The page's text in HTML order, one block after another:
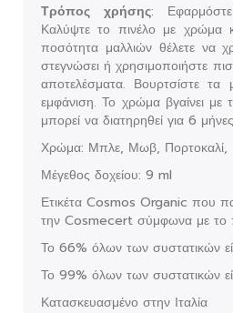
Τρόπος χρήσης:
Καλύψτε το πινέλο με χρώμα
ποσότητα μαλλιών θέλετε να
στεγνώσει ή χρησιμοποιήστε
αποτελέσματα. Βουρτσίστε τα
εμφάνιση. Το χρώμα βγαίνει
μπορεί να διατηρηθεί για 6
Χρώμα: Μπλε, Μωβ, Πορτοκαλί,
Μέγεθος δοχείου: 9 ml
Ετικέτα Cosmos Organic που
την Cosmecert σύμφωνα με το
Το 66% όλων των συστατικών
Το 99% όλων των συστατικών
Κατασκευασμένο στην Ιταλία